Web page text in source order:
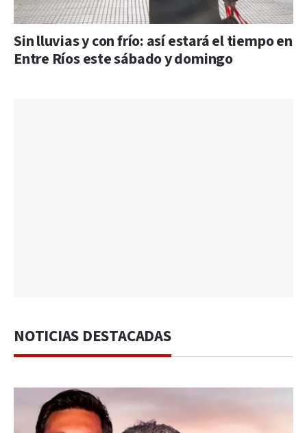
Sin lluvias y con frío: así estará el tiempo en
Entre Ríos este sábado y domingo
NOTICIAS DESTACADAS